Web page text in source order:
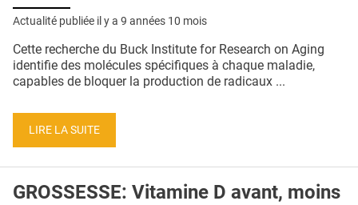
L'APP
PUBLICITÉ
CONTACT
Actualité publiée il y a 9 années 10 mois
Cette recherche du Buck Institute for Research on Aging
identifie des molécules spécifiques à chaque maladie,
capables de bloquer la production de radicaux ...
LIRE LA SUITE
GROSSESSE: Vitamine D avant, moins